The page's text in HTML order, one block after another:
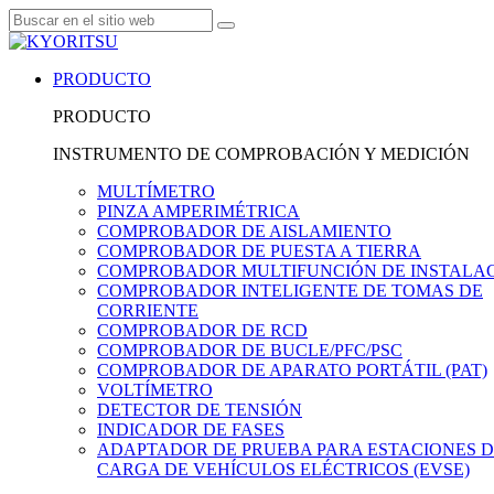
PRODUCTO
PRODUCTO
INSTRUMENTO DE COMPROBACIÓN Y MEDICIÓN
MULTÍMETRO
PINZA AMPERIMÉTRICA
COMPROBADOR DE AISLAMIENTO
COMPROBADOR DE PUESTA A TIERRA
COMPROBADOR MULTIFUNCIÓN DE
COMPROBADOR INTELIGENTE DE TOMAS DE
CORRIENTE
COMPROBADOR DE RCD
COMPROBADOR DE BUCLE/PFC/PSC
COMPROBADOR DE APARATO PORTÁTIL (PAT)
VOLTÍMETRO
DETECTOR DE TENSIÓN
INDICADOR DE FASES
ADAPTADOR DE PRUEBA PARA ESTACIONES
CARGA DE VEHÍCULOS ELÉCTRICOS (EVSE)